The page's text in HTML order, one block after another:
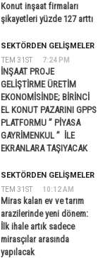
Konut inşaat firmaları
şikayetleri yüzde 127 arttı
TEM 31ST 7:24 PM
SEKTÖRDEN GELIŞMELER
İNŞAAT PROJE
GELİŞTİRME ÜRETİM
EKONOMİSİNDE; BİRİNCİ
EL KONUT PAZARINI GPPS
PLATFORMU ” PİYASA
GAYRİMENKUL ” İLE
EKRANLARA TAŞIYACAK
TEM 31ST 10:12 AM
SEKTÖRDEN GELIŞMELER
Miras kalan ev ve tarım
arazilerinde yeni dönem:
İlk ihale artık sadece
mirasçılar arasında
yapılacak